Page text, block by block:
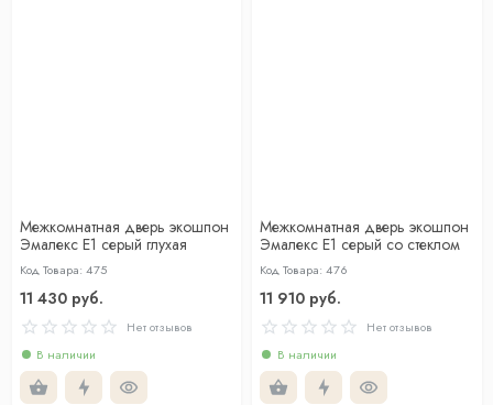
Межкомнатная дверь экошпон
Эмалекс Е1 серый глухая
Код Товара: 475
11 430 руб.
Нет отзывов
В наличии
Межкомнатная дверь экошпон
Эмалекс Е1 серый со стеклом
Код Товара: 476
11 910 руб.
Нет отзывов
В наличии